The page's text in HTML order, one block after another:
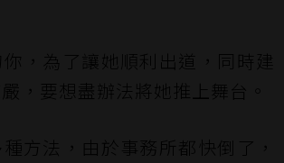
，為了讓她順利出道，同時建
嚴，要想盡辦法將她推上舞台。
種方法，由於事務所都快倒了，